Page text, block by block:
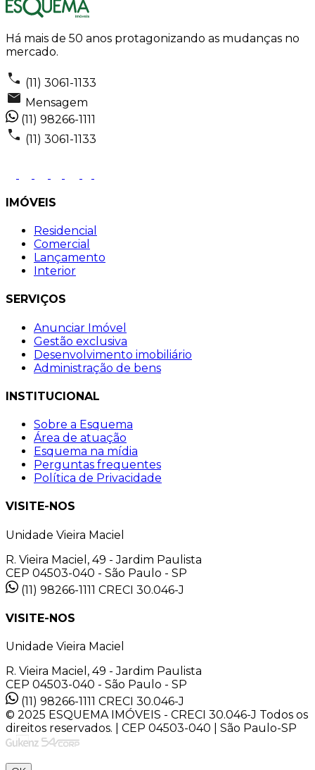
Há mais de 50 anos protagonizando as mudanças no
mercado.
(11) 3061-1133
Mensagem
(11) 98266-1111
(11) 3061-1133
IMÓVEIS
Residencial
Comercial
Lançamento
Interior
SERVIÇOS
Anunciar Imóvel
Gestão exclusiva
Desenvolvimento imobiliário
Administração de bens
INSTITUCIONAL
Sobre a Esquema
Área de atuação
Esquema na mídia
Perguntas frequentes
Política de Privacidade
VISITE-NOS
Unidade Vieira Maciel
R. Vieira Maciel, 49 - Jardim Paulista
CEP 04503-040 - São Paulo - SP
(11) 98266-1111 CRECI 30.046-J
VISITE-NOS
Unidade Vieira Maciel
R. Vieira Maciel, 49 - Jardim Paulista
CEP 04503-040 - São Paulo - SP
(11) 98266-1111 CRECI 30.046-J
© 2025 ESQUEMA IMÓVEIS - CRECI 30.046-J Todos os
direitos reservados. | CEP 04503-040 | São Paulo-SP